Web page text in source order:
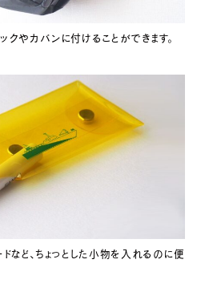
クやカバンに付けることができます。
など、ちょっとした小物を入れるのに便